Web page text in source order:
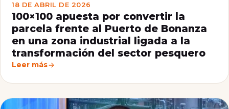
18 DE ABRIL DE 2026
100×100 apuesta por convertir la
parcela frente al Puerto de Bonanza
en una zona industrial ligada a la
transformación del sector pesquero
Leer más